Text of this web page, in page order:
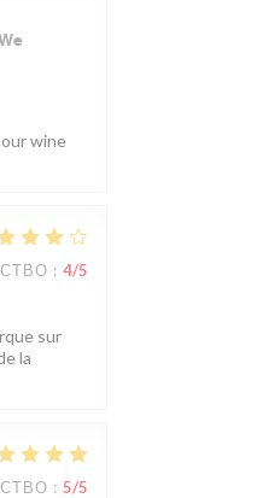
wine
: 4/5
sur
la
: 5/5